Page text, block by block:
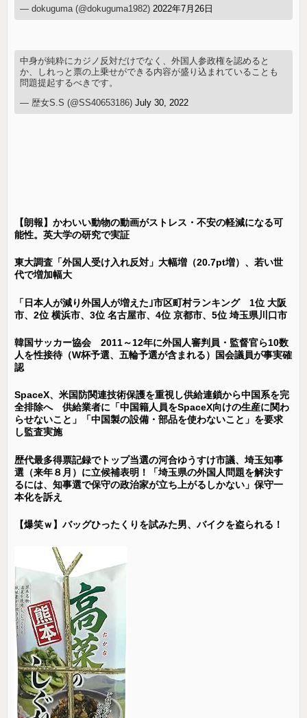
— dokuguma (@dokuguma1982) 2022年7月26日
中身が純粋にカジノ反対だけでなく、外国人参政権を認めると
か、しれっと票の上乗せができる内容が盛り込まれていることも
問題提起するべきです。
— 歴女S.S (@SS40653186)July 30, 2022
【朗報】かわいい動物の動画がストレス・不安の軽減になる可
能性。英大学の研究で実証
東大調査「外国人受け入れ反対」大幅増（20.7pt増）、若い世
代で増加幅大
「日本人が減り外国人が増えた｣市区町村ランキング 1位 大阪
市、2位 横浜市、3位 名古屋市、4位 京都市、5位 埼玉県川口市
韓国サッカー協会 2011～12年に外国人審判員・監督官ら10数
人を性接待（W杯予選、五輪予選が含まれる）国会議員が事実確
認
SpaceX、米国防関連技術保護を重視し供給連鎖から中国系を完
全排除へ 供給業者に「中国籍人員をSpaceX向けの生産に関わ
らせないこと」「中国製の設備・部品を使わないこと」を要求
し監査実施
歴代最多得票記録でトップ当選の河合ゆうすけ市議、埼玉知事
選（来年８月）に立候補表明！「埼玉県の外国人問題を解決す
るには、知事選で保守の政治家が立ち上がるしかない」保守一
本化を訴え
【爆笑ｗ】バッグひったくりを試みた男、バイクを盗られる！